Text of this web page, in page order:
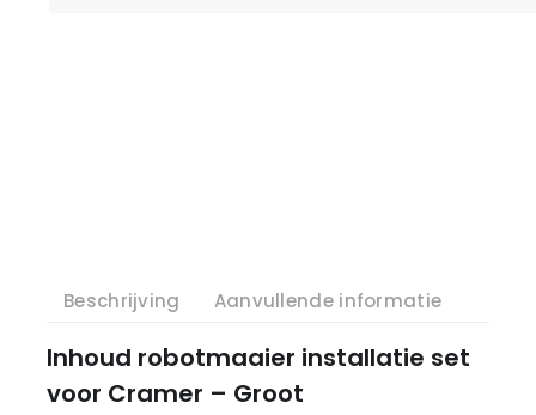
Beschrijving Aanvullende informatie
Inhoud robotmaaier installatie set
voor Cramer – Groot